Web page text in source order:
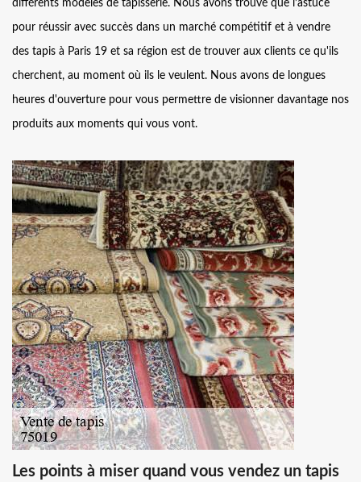
différents modèles de tapisserie. Nous avons trouvé que l’astuce
pour réussir avec succès dans un marché compétitif et à vendre
des tapis à Paris 19 et sa région est de trouver aux clients ce qu'ils
cherchent, au moment où ils le veulent. Nous avons de longues
heures d'ouverture pour vous permettre de visionner davantage nos
produits aux moments qui vous vont.
Les points à miser quand vous vendez un tapis